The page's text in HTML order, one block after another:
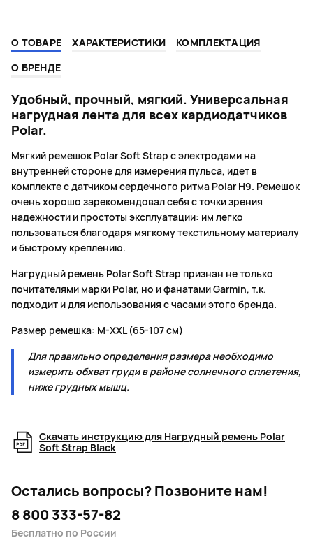
О ТОВАРЕ ХАРАКТЕРИСТИКИ
КОМПЛЕКТАЦИЯ
О БРЕНДЕ
Удобный, прочный, мягкий. Универсальная
нагрудная лента для всех кардиодатчиков
Polar.
Мягкий ремешок Polar Soft Strap с электродами на
внутренней стороне для измерения пульса, идет в
комплекте с датчиком сердечного ритма Polar H9. Ремешок
очень хорошо зарекомендовал себя с точки зрения
надежности и простоты эксплуатации: им легко
пользоваться благодаря мягкому текстильному материалу
и быстрому креплению.
Нагрудный ремень Polar Soft Strap признан не только
почитателями марки Polar, но и фанатами Garmin, т.к.
подходит и для использования с часами этого бренда.
Размер ремешка: M-XXL (65-107 см)
Для правильно определения размера необходимо
измерить обхват груди в районе солнечного сплетения,
ниже грудных мышц.
Скачать инструкцию для Нагрудный ремень Polar
Soft Strap Black
Остались вопросы?Позвоните нам!
8 800 333-57-82
Бесплатно по России